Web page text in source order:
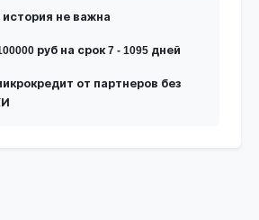
не важна
руб на срок 7 - 1095 дней
от партнеров без